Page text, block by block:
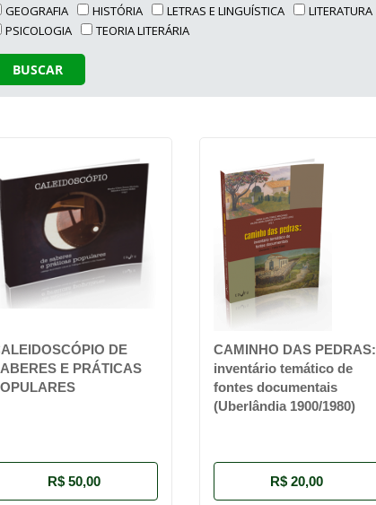
GEOGRAFIA
HISTÓRIA LETRAS E LINGUÍSTICA LITERATURA
PSICOLOGIA
TEORIA LITERÁRIA
BUSCAR
DE
E PRÁTICAS
R$ 50,00
CAMINHO DAS PEDRAS:
inventário temático de
fontes documentais
(Uberlândia 1900/1980)
R$ 20,00